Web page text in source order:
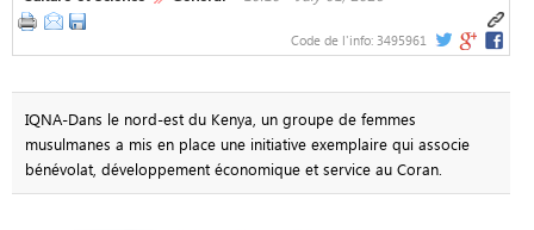
Code de l'info: 3495961
IQNA-Dans le nord-est du Kenya, un groupe de femmes
musulmanes a mis en place une initiative exemplaire qui associe
bénévolat, développement économique et service au Coran.